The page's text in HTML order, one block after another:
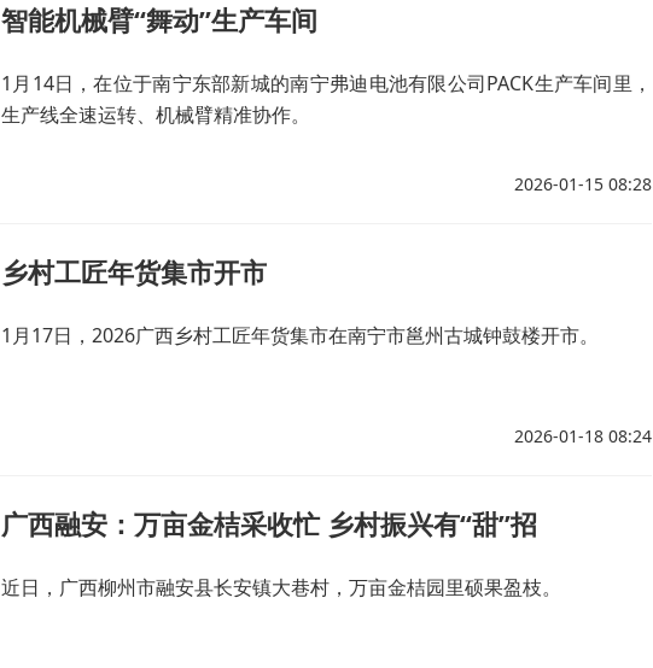
智能机械臂“舞动”生产车间
1月14日，在位于南宁东部新城的南宁弗迪电池有限公司PACK生产车间里，
生产线全速运转、机械臂精准协作。
2026-01-15 08:28
乡村工匠年货集市开市
1月17日，2026广西乡村工匠年货集市在南宁市邕州古城钟鼓楼开市。
2026-01-18 08:24
广西融安：万亩金桔采收忙 乡村振兴有“甜”招
近日，广西柳州市融安县长安镇大巷村，万亩金桔园里硕果盈枝。